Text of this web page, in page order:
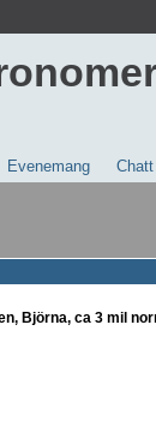
Evenemang Chatt
Björna, ca 3 mil